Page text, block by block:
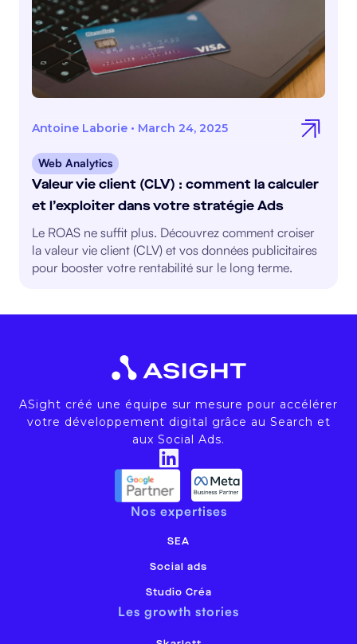
Antoine Laborie • March 24, 2025
Valeur vie client (CLV) : comment la calculer
et l’exploiter dans votre stratégie Ads
Web Analytics
Le ROAS ne suffit plus. Découvrez comment croiser
la valeur vie client (CLV) et vos données publicitaires
pour booster votre rentabilité sur le long terme.
ASight créé une équipe sur mesure pour accélérer
votre développement digital grâce au Search et
aux Social Ads.
Nos expertises
SEA
Social ads
Studio Créa
Les growth stories